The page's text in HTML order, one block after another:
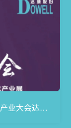
业大会达威